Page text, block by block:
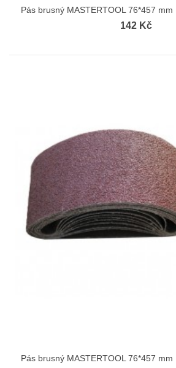
Pás brusný MASTERTOOL 76*457
142 Kč
Pás brusný MASTERTOOL 76*457